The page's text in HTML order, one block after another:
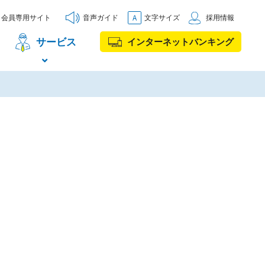
サービス インターネットバンキング
会員専用サイト 音声ガイド 文字サイズ 採用情報